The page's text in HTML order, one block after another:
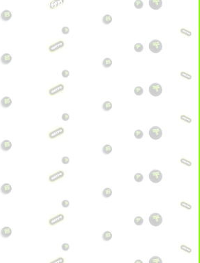
БЕЗ УСЛОВИЙ